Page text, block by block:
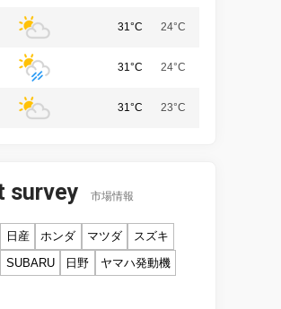
31°C 24°C
31°C 24°C
31°C 23°C
survey 市場情報
日産 ホンダ マツダ
スズキ
SUBARU 日野 ヤマハ発動機